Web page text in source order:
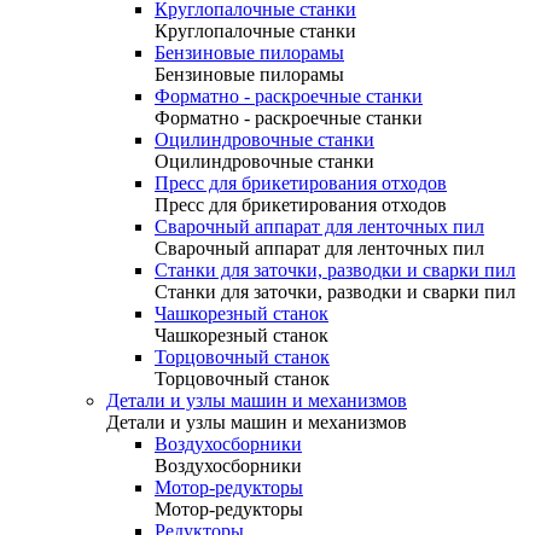
Круглопалочные станки
Круглопалочные станки
Бензиновые пилорамы
Бензиновые пилорамы
Форматно - раскроечные станки
Форматно - раскроечные станки
Оцилиндровочные станки
Оцилиндровочные станки
Пресс для брикетирования отходов
Пресс для брикетирования отходов
Сварочный аппарат для ленточных пил
Сварочный аппарат для ленточных пил
Станки для заточки, разводки и сварки пил
Станки для заточки, разводки и сварки пил
Чашкорезный станок
Чашкорезный станок
Торцовочный станок
Торцовочный станок
Детали и узлы машин и механизмов
Детали и узлы машин и механизмов
Воздухосборники
Воздухосборники
Мотор-редукторы
Мотор-редукторы
Редукторы